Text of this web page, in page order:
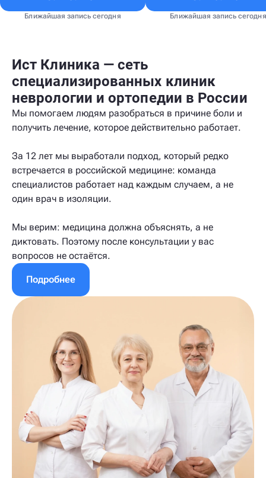
Ближайшая запись сегодня Ближайшая запись сегодня
Ист Клиника — сеть
специализированных клиник
неврологии и ортопедии в России
Мы помогаем людям разобраться в причине боли и
получить лечение, которое действительно работает.
За 12 лет мы выработали подход, который редко
встречается в российской медицине: команда
специалистов работает над каждым случаем, а не
один врач в изоляции.
Мы верим: медицина должна объяснять, а не
диктовать. Поэтому после консультации у вас
вопросов не остаётся.
Подробнее